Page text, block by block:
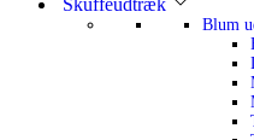
Blum